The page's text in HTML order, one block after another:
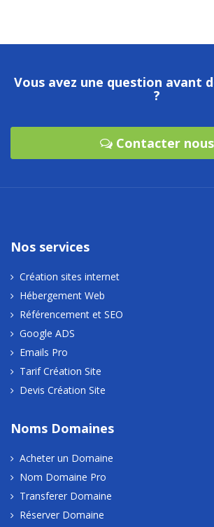
Vous avez une question avant
?
Contacter nous
Nos services
Création sites internet
Hébergement Web
Référencement et SEO
Google ADS
Emails Pro
Tarif Création Site
Devis Création Site
Noms Domaines
Acheter un Domaine
Nom Domaine Pro
Transferer Domaine
Réserver Domaine